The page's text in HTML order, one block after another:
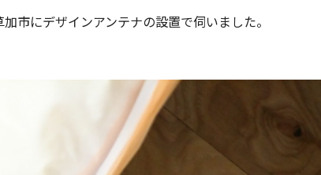
市にデザインアンテナの設置で伺いました。